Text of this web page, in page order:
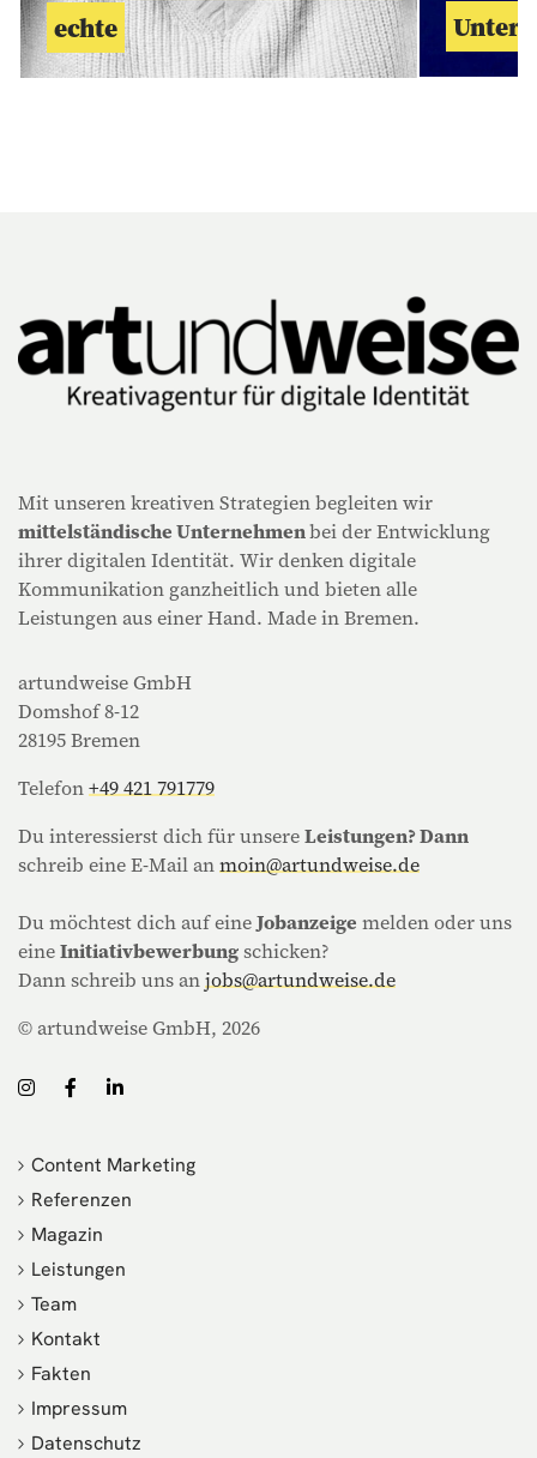
echte
Mit unseren kreativen Strategien begleiten wir
mittelständische Unternehmenbei der Entwicklung
ihrer digitalen Identität. Wir denken digitale
Kommunikation ganzheitlich und bieten alle
Leistungen aus einer Hand. Made in Bremen.
artundweise GmbH
Domshof 8-12
28195 Bremen
Telefon+49 421 791779
Du interessierst dich für unsereLeistungen? Dann
schreib eine E-Mail anmoin@artundweise.de
Du möchtest dich auf eineJobanzeige melden oder uns
eineInitiativbewerbungschicken?
Dann schreib uns anjobs@artundweise.de
© artundweise GmbH, 2026
Content Marketing
Referenzen
Magazin
Leistungen
Team
Kontakt
Fakten
Impressum
Datenschutz